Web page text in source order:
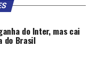
do Inter, mas cai
do Brasil